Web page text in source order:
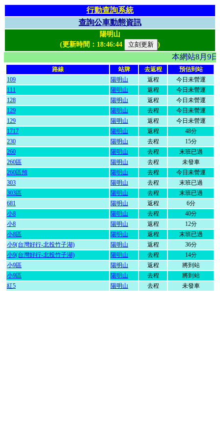
行動查詢系統
查詢公車動態資訊
陽明山
(更新時間： 18:46:44 )
本網站8月9
路線 站牌 去返程
預估到站
109
陽明山 返程
今日未營運
111
陽明山 返程
今日未營運
128
陽明山 返程
今日未營運
129
陽明山 去程
今日未營運
129
陽明山 返程
今日未營運
1717
陽明山 返程
48分
230
陽明山 去程
15分
260
陽明山 去程
末班已過
260區
陽明山 去程
未發車
260區預
陽明山 去程
今日未營運
303
陽明山 去程
末班已過
303區
陽明山 去程
末班已過
681
陽明山 返程
6分
小8
陽明山 去程
40分
小8
陽明山 返程
12分
小8區
陽明山 返程
末班已過
小9(台灣好行-北投竹子湖)
陽明山 返程
36分
小9(台灣好行-北投竹子湖)
陽明山 去程
14分
小9區
陽明山 返程
將到站
小9區
陽明山 去程
將到站
紅5
陽明山 去程 未發車